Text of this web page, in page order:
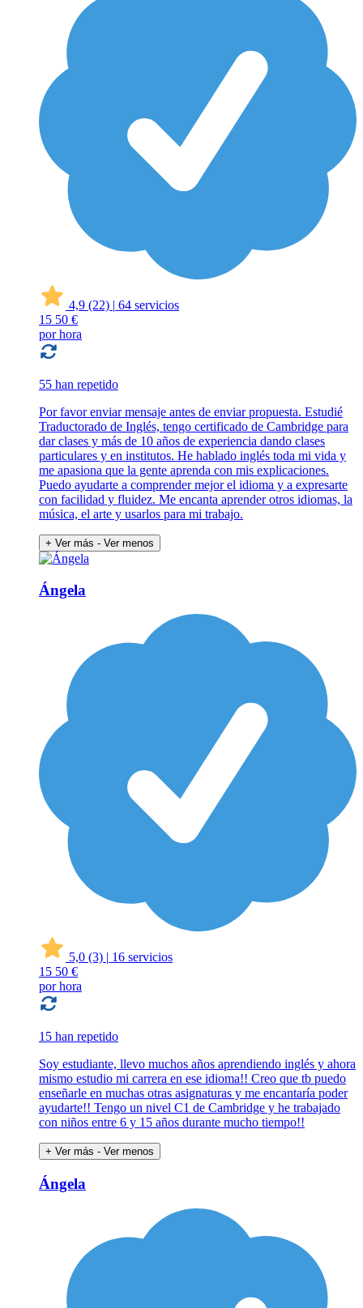
4,9 (22) | 64 servicios
15 50 €
por hora
55 han repetido
Por favor enviar mensaje antes de enviar propuesta. Estudié
Traductorado de Inglés, tengo certificado de Cambridge para
dar clases y más de 10 años de experiencia dando clases
particulares y en institutos. He hablado inglés toda mi vida y
me apasiona que la gente aprenda con mis explicaciones.
Puedo ayudarte a comprender mejor el idioma y a expresarte
con facilidad y fluidez. Me encanta aprender otros idiomas, la
música, el arte y usarlos para mi trabajo.
+ Ver más - Ver menos
Ángela
5,0 (3) | 16 servicios
15 50 €
por hora
15 han repetido
Soy estudiante, llevo muchos años aprendiendo inglés y ahora
mismo estudio mi carrera en ese idioma!! Creo que tb puedo
enseñarle en muchas otras asignaturas y me encantaría poder
ayudarte!! Tengo un nivel C1 de Cambridge y he trabajado
con niños entre 6 y 15 años durante mucho tiempo!!
+ Ver más - Ver menos
Ángela